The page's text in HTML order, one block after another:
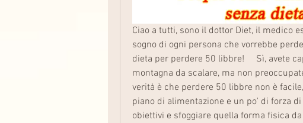
Ciao a tutti, sono il dottor Diet, il medico
sogno di ogni persona che vorrebbe
dieta per perdere 50 libbre!     Sì, avete
montagna da scalare, ma non
verità è che perdere 50 libbre non è
piano di alimentazione e un po' di forza
obiettivi e sfoggiare quella forma fisica